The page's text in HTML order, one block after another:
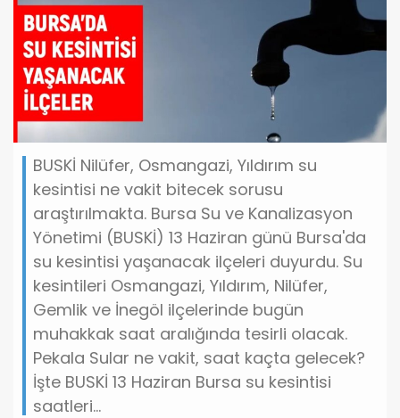
BUSKİ Nilüfer, Osmangazi, Yıldırım su
kesintisi ne vakit bitecek sorusu
araştırılmakta. Bursa Su ve Kanalizasyon
Yönetimi (BUSKİ) 13 Haziran günü Bursa'da
su kesintisi yaşanacak ilçeleri duyurdu. Su
kesintileri Osmangazi, Yıldırım, Nilüfer,
Gemlik ve İnegöl ilçelerinde bugün
muhakkak saat aralığında tesirli olacak.
Pekala Sular ne vakit, saat kaçta gelecek?
İşte BUSKİ 13 Haziran Bursa su kesintisi
saatleri...